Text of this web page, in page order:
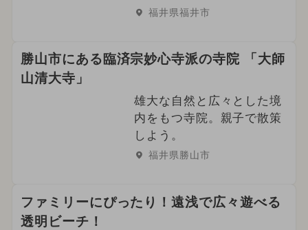
福井県福井市
勝山市にある臨済宗妙心寺派の寺院 「大師
山清大寺」
雄大な自然と広々とした境
内をもつ寺院。親子で散策
しよう。
福井県勝山市
ファミリーにぴったり！遠浅で広々遊べる
透明ビーチ！